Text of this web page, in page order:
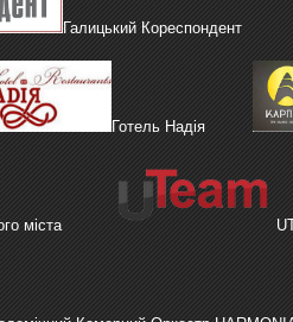
Галицький Кореспондент
Готель Надія
міста